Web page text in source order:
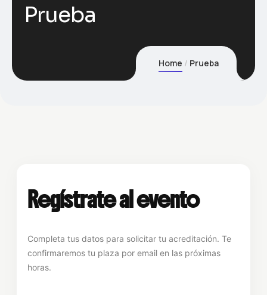
Prueba
Home Prueba
Regístrate al evento
Completa tus datos para solicitar tu acreditación. Te
confirmaremos tu plaza por email en las próximas
horas.